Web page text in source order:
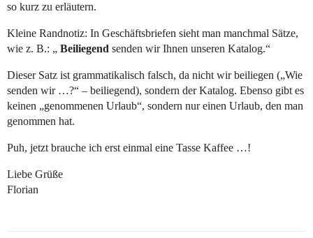
so kurz zu erläutern.
Kleine Randnotiz: In Geschäftsbriefen sieht man manchmal Sätze,
wie z. B.: „ Beiliegend senden wir Ihnen unseren Katalog.“
Dieser Satz ist grammatikalisch falsch, da nicht wir beiliegen („Wie
senden wir …?“ – beiliegend), sondern der Katalog. Ebenso gibt es
keinen „genommenen Urlaub“, sondern nur einen Urlaub, den man
genommen hat.
Puh, jetzt brauche ich erst einmal eine Tasse Kaffee …!
Liebe Grüße
Florian